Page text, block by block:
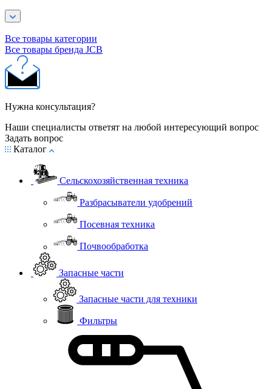
Все товары категории
Все товары бренда JCB
Нужна консультация?
Наши специалисты ответят на любой интересующий вопрос
Задать вопрос
Каталог
Сельскохозяйственная техника
Разбрасыватели удобрений
Посевная техника
Почвообработка
Запасные части
Запасные части для техники
Фильтры